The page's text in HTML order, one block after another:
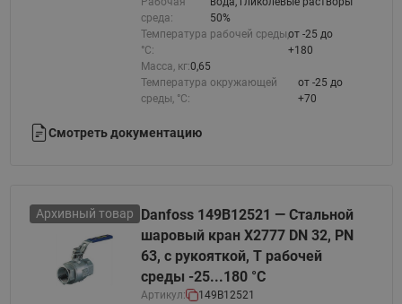
среда:
50%
Температура рабочей среды,
°С:
от -25 до
+180
Масса, кг:0,65
Температура окружающей
среды, °С:
от -25 до
+70
Смотреть документацию
Архивный товар
Danfoss 149B12521 — Стальной
шаровый кран X2777 DN 32, PN
63, с рукояткой, T рабочей
среды -25...180 °С
Артикул:
149B12521